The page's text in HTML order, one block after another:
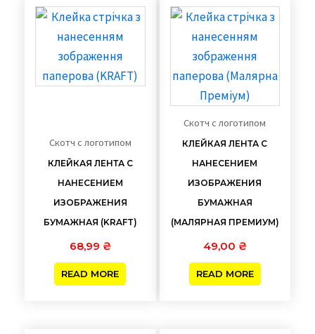
Скотч с логотипом
КЛЕЙКАЯ ЛЕНТА С
НАНЕСЕНИЕМ
ИЗОБРАЖЕНИЯ
БУМАЖНАЯ (KRAFT)
68,99 ₴
READ MORE
Скотч с логотипом
КЛЕЙКАЯ ЛЕНТА С
НАНЕСЕНИЕМ
ИЗОБРАЖЕНИЯ
БУМАЖНАЯ
(МАЛЯРНАЯ ПРЕМИУМ)
49,00 ₴
READ MORE